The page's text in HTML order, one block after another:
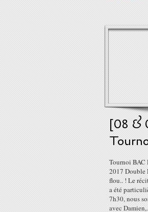
[08 &
Tournoi BAC
2017 Double
flou.. ! Le
a été
7h30, nous
avec